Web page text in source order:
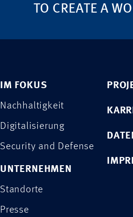
TO CREATE A
IM FOKUS
Nachhaltigkeit
Digitalisierung
Security and Defense
UNTERNEHMEN
Standorte
Presse